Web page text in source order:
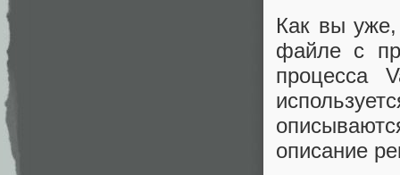
Как вы
файле с
процесса
описание